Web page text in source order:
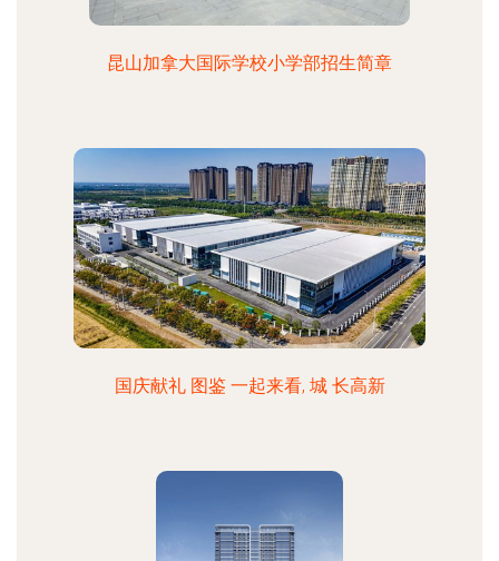
昆山加拿大国际学校小学部招生简章
国庆献礼 图鉴 一起来看, 城 长高新